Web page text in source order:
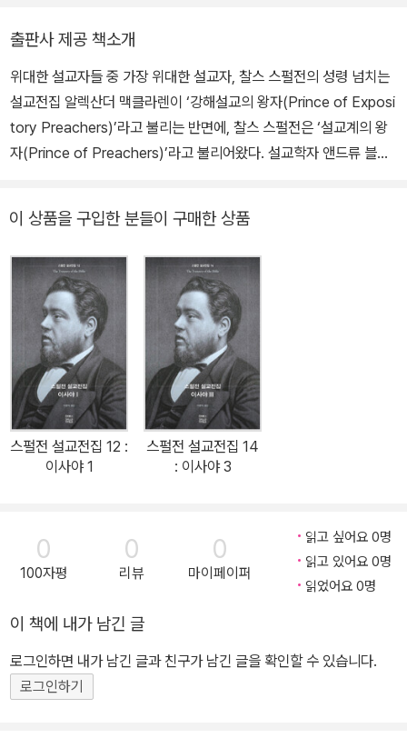
고 사회 활동에도 적극 참여했다. 그는 고아원을 설립하여 가난한 어
의 사역과 가르침은 현재까지도 많은 기독교인들에게 영향을 미치고
있다.
출판사 제공 책소개
위대한 설교자들 중 가장 위대한 설교자, 찰스 스펄전의 성령 넘치는
설교전집 알렉산더 맥클라렌이 ‘강해설교의 왕자(Prince of Exposi
tory Preachers)’라고 불리는 반면에, 찰스 스펄전은 ‘설교계의 왕
자(Prince of Preachers)’라고 불리어왔다. 설교학자 앤드류 블랙
한 설교자”라고 말한다. 찰스 스펄전은 지금도 미국 기독교 출판계에
서 가장 많이 출판되는 저자이다. D. L. 무디는, 자기의 불길은 성경과
스펄전으로부터 발생한 것이라고 솔직하게 고백하였다. 그의 책은 2
00여권이 넘으나 하나하나 주옥같으며, 그가 죽은 지 백 년이 넘었지
만 그의 설교는 오늘날에도 많은 설교자들과 신앙인들의 가슴을 뜨겁
게 하고 있다. 스펄전은 우리 시대의 설교 스승이다. 20세기의 모든
위대한 설교가들이 다 그에게서 영감을 얻었고, 설교의 방법론을 배
웠다. 모든 것을 팔아 스펄전의 설교집을 사라! 당신은 다른 어느 것에
서도 얻을 수 없는 유익을 얻게 될 것이다. 알렉산더 맥클라렌이 ‘강해
설교의 왕자(Prince of Expository Preachers)’라고 불리는 반면
영향력 있는 설교자로 묘사하며, 교회사가 알렉 비들러는 스펄전이
“위대한 설교자들 중 가장 위대한 설교자”라고 말한다. 미국 설교잡
지 「프리칭(Preaching)」은 2000년 1월, 지난 천년의 교회사에서
로 뽑혔다고 보도하였다. 지금도 미국 기독교 출판계에서 가장 많이
출판되는 저자는 찰스 스펄전이다. D. L. 무디는 자기의 불길은 성경
과 스펄전으로부터 발생한 것이라고 솔직하게 고백하였다. 스펄전은
이 상품을 구입한 분들이 구매한 상품
스펄전 설교전집 12 :
이사야 1
스펄전 설교전집 14
: 이사야 3
0
100자평
0
리뷰
0
마이페이퍼
읽고 싶어요 0명
읽고 있어요 0명
읽었어요 0명
이 책에 내가 남긴 글
로그인하면 내가 남긴 글과 친구가 남긴 글을 확인할 수 있습니다.
로그인하기